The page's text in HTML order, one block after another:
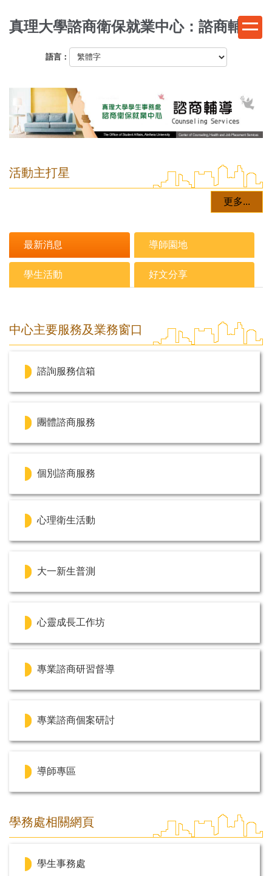
到
真理大學諮商衛保就業中心：諮商輔導
語言：
活動主打星
更多...
最新消息 導師園地
學生活動 好文分享
中心主要服務及業務窗口
諮詢服務信箱
團體諮商服務
個別諮商服務
心理衛生活動
大一新生普測
心靈成長工作坊
專業諮商研習督導
專業諮商個案研討
導師專區
學務處相關網頁
學生事務處